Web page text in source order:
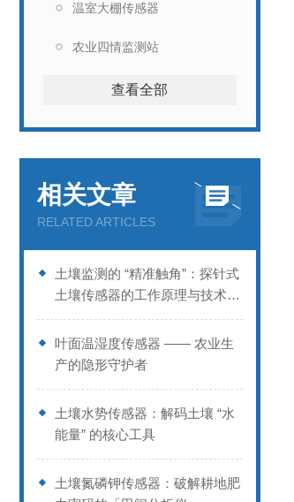
温室大棚传感器
农业四情监测站
查看全部
相关文章
RELATED ARTICLES
土壤监测的 “精准触角”：探针式
土壤传感器的工作原理与技术优
势
叶面温湿度传感器 —— 农业生
产的隐形守护者
土壤水势传感器：解码土壤 “水
能量” 的核心工具
土壤氮磷钾传感器：破解耕地肥